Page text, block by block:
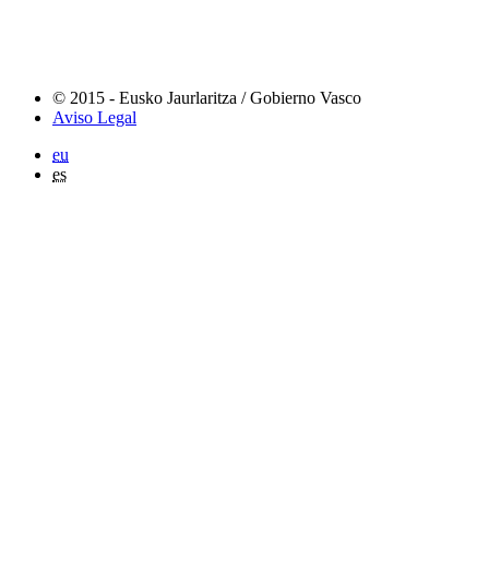
© 2015 - Eusko Jaurlaritza / Gobierno Vasco
Aviso Legal
eu
es